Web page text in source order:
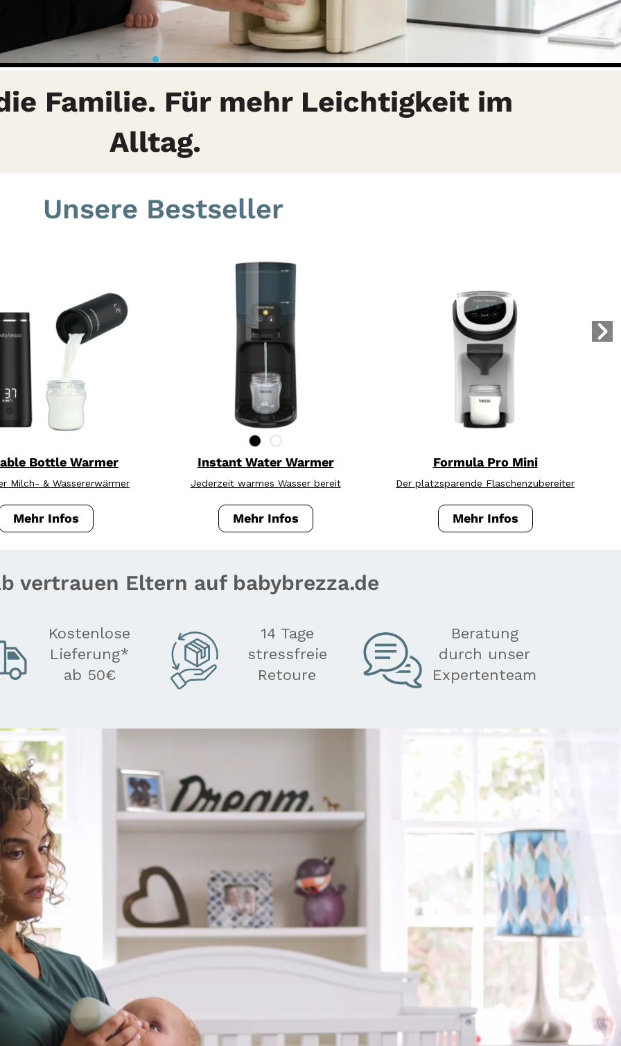
Familie. Für mehr Leichtigkeit im
Alltag.
Unsere Bestseller
Flaschenzubereiter
Bottle Warmer
Milch- & Wassererwärmer
Superfast Portable Bottle Warmer
Mehr Infos
Instant Water Warmer
Jederzeit warmes Wasser bereit
Instant Water Warmer: Wasserwärmer für Babynahrung &
Mehr Infos
Formula Pro Mini
Der platzsparende Flaschenzubereiter
Formula Pro Mini:
Mehr Infos
vertrauen Eltern auf babybrezza.de
Kostenlose
Lieferung*
ab 50€
14 Tage
stressfreie
Retoure
Beratung
durch unser
Expertenteam